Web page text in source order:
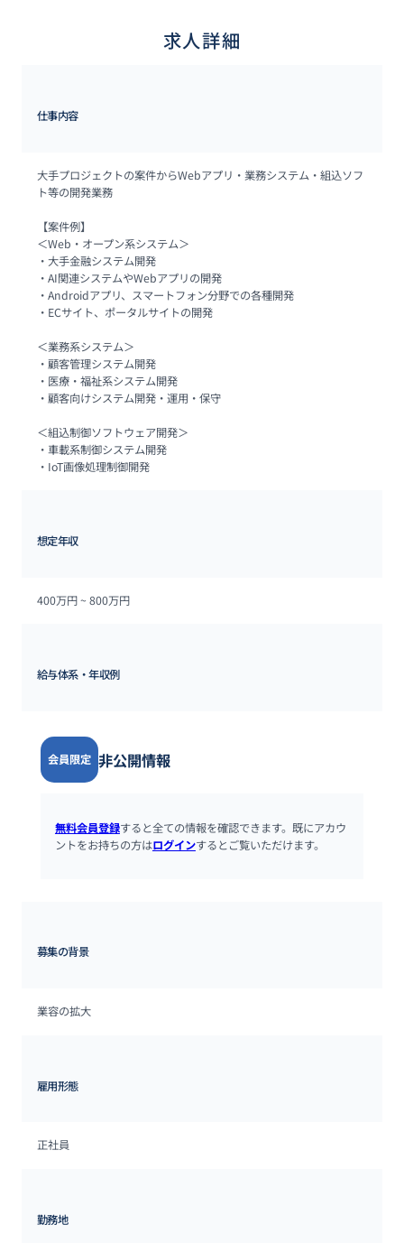
求人詳細
仕事内容
大手プロジェクトの案件からWebアプリ・業務システム・組込ソフ
ト等の開発業務
【案件例】
＜Web・オープン系システム＞
・大手金融システム開発
・AI関連システムやWebアプリの開発
・Androidアプリ、スマートフォン分野での各種開発
・ECサイト、ポータルサイトの開発
＜業務系システム＞
・顧客管理システム開発
・医療・福祉系システム開発
・顧客向けシステム開発・運用・保守
＜組込制御ソフトウェア開発＞
・車載系制御システム開発
・IoT画像処理制御開発
想定年収
400万円 ~ 800万円
給与体系・年収例
会員限定 非公開情報
無料会員登録すると全ての情報を確認できます。既にアカウ
ントをお持ちの方はログインするとご覧いただけます。
募集の背景
業容の拡大
雇用形態
正社員
勤務地